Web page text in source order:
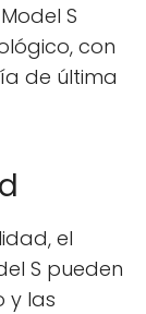
S
con
de última
el
S pueden
y las